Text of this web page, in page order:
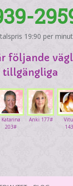
19:90 per
följande
tillgängliga
Anki 177#
Katarina
203#